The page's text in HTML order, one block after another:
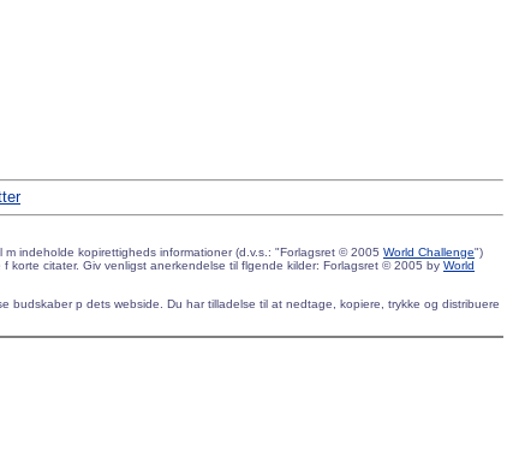
indeholde kopirettigheds informationer (d.v.s.: "Forlagsret © 2005 World Challenge")
citater. Giv venligst anerkendelse til flgende kilder: Forlagsret © 2005 by World
budskaber p dets webside. Du har tilladelse til at nedtage, kopiere, trykke og distribuere